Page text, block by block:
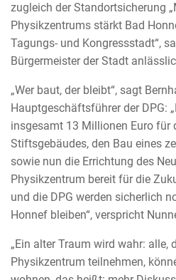
zugleich der Standortsicherung
Physikzentrums stärkt Bad
Tagungs- und Kongressstadt“,
Bürgermeister der Stadt
„Wer baut, der bleibt“, sagt
Hauptgeschäftsführer der DPG:
insgesamt 13 Millionen Euro für
Stiftsgebäudes, den Bau eines
sowie nun die Errichtung des
Physikzentrum bereit für die
und die DPG werden sicherlich
Honnef bleiben“, verspricht
„Ein alter Traum wird wahr: alle,
Physikzentrum teilnehmen,